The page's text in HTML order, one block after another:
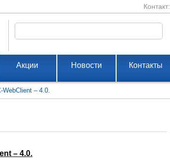
Контакт:
Акции Новости Контакты
– 4.0.
– 4.0.